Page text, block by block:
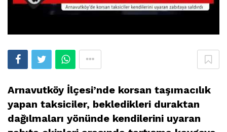
Arnavutköy İlçesi’nde korsan taşımacılık
yapan taksiciler, bekledikleri duraktan
dağılmaları yönünde kendilerini uyaran